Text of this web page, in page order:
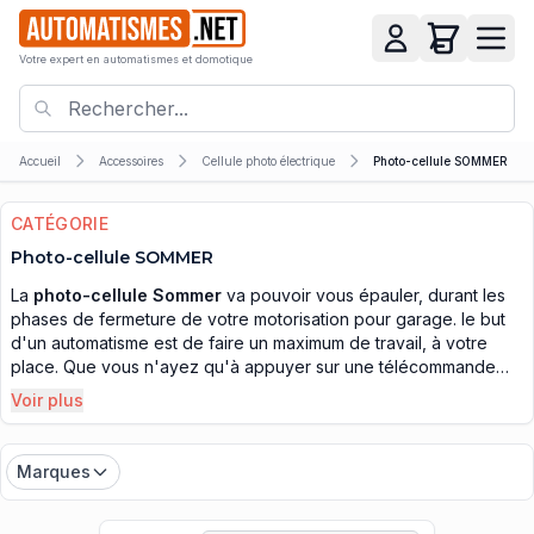
Votre expert en automatismes et domotique
Accueil Accessoires Cellule photo électrique Photo-cellule SOMMER
CATÉGORIE
Photo-cellule SOMMER
La photo-cellule Sommer va pouvoir vous épauler, durant les
phases de fermeture de votre motorisation pour garage. le but
d'un automatisme est de faire un maximum de travail, à votre
place. Que vous n'ayez qu'à appuyer sur une télécommande
pour ordonner le fonctionnement de l'automatisme, et que vous
n'ayez plus à vous occuper du reste des opérations. Juste
les moteurs fermer le portail ou la porte du garage à votre place.
Mais pour cela, il faut que vous ayez des photo-cellules
Voir plus
Marques